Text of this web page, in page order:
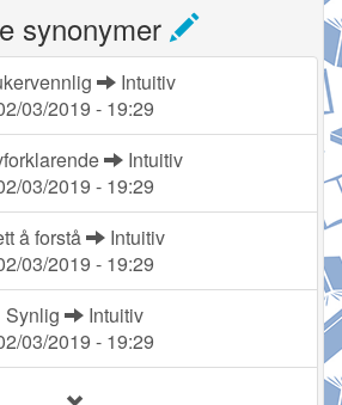
synonymer
Intuitiv
03/2019 - 19:29
Intuitiv
03/2019 - 19:29
å forstå
Intuitiv
03/2019 - 19:29
Synlig
Intuitiv
03/2019 - 19:29